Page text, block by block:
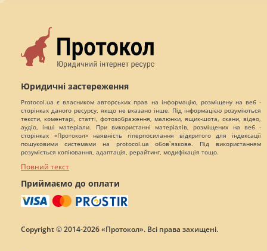
Юридичні застереження
Protocol.ua є власником авторських прав на інформацію, розміщену на веб -
сторінках даного ресурсу, якщо не вказано інше. Під інформацією розуміються
тексти, коментарі, статті, фотозображення, малюнки, ящик-шота, скани, відео,
аудіо, інші матеріали. При використанні матеріалів, розміщених на веб -
сторінках «Протокол» наявність гіперпосилання відкритого для індексації
пошуковими системами на protocol.ua обов`язкове. Під використанням
розуміється копіювання, адаптація, рерайтинг, модифікація тощо.
Повний текст
Приймаємо до оплати
Copyright © 2014-2026 «Протокол». Всі права захищені.